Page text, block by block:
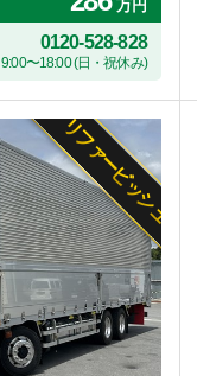
万円
0120-528-828
9:00〜18:00 (日・祝休み)
リファービッシュ